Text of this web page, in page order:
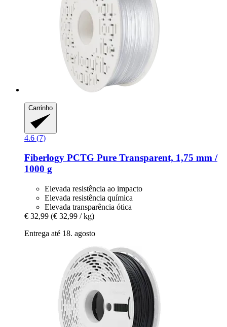
Carrinho
4.6 (7)
Fiberlogy PCTG Pure Transparent, 1,75 mm /
1000 g
Elevada resistência ao impacto
Elevada resistência química
Elevada transparência ótica
€ 32,99 (€ 32,99 / kg)
Entrega até 18. agosto